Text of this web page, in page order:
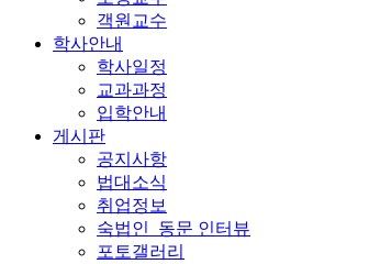
객원교수
학사안내
학사일정
교과과정
입학안내
게시판
공지사항
법대소식
취업정보
숙법인_동문 인터뷰
포토갤러리